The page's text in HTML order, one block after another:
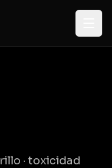
· toxicidad